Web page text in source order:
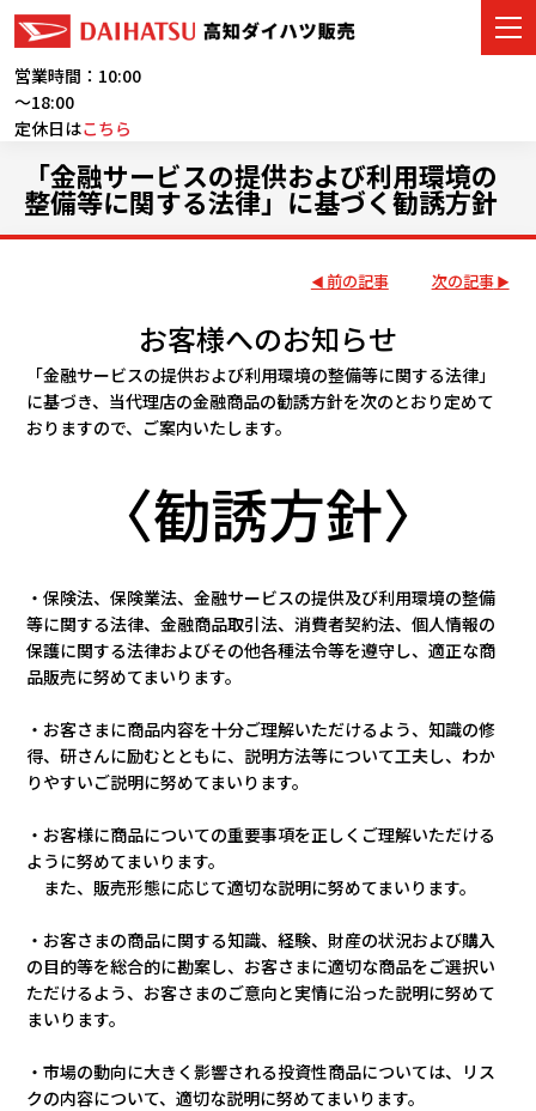
営業時間：10:00
～18:00
定休日はこちら
車をさがす
展示車・試乗車
店舗情報
ご購入者サポート
アフターサービス
会社情報
カタ
リコ
「金融サービスの提供および利用環境の
整備等に関する法律」に基づく勧誘方針
前の記事 次の記事
お客様へのお知らせ
「金融サービスの提供および利用環境の整備等に関する法律」
に基づき、当代理店の金融商品の勧誘方針を次のとおり定めて
おりますので、ご案内いたします。
〈勧誘方針〉
・保険法、保険業法、金融サービスの提供及び利用環境の整備
等に関する法律、金融商品取引法、消費者契約法、個人情報の
保護に関する法律およびその他各種法令等を遵守し、適正な商
品販売に努めてまいります。
・お客さまに商品内容を十分ご理解いただけるよう、知識の修
得、研さんに励むとともに、説明方法等について工夫し、わか
りやすいご説明に努めてまいります。
・お客様に商品についての重要事項を正しくご理解いただける
ように努めてまいります。
また、販売形態に応じて適切な説明に努めてまいります。
・お客さまの商品に関する知識、経験、財産の状況および購入
の目的等を総合的に勘案し、お客さまに適切な商品をご選択い
ただけるよう、お客さまのご意向と実情に沿った説明に努めて
まいります。
・市場の動向に大きく影響される投資性商品については、リス
クの内容について、適切な説明に努めてまいります。